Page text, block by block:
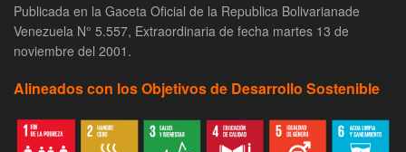
Publicada en la Gaceta Oficial de la Republica Bolivarianade
Venezuela N° 5.557, Extraordinaria de fecha martes 13 de
noviembre del 2001.
Alineados con los Objetivos de Desarrollo Sostenible